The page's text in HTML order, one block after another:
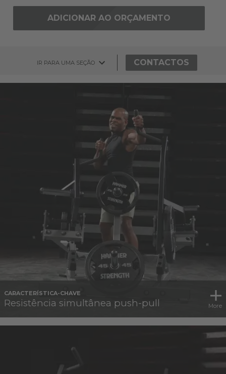
ADICIONAR AO ORÇAMENTO
IR PARA UMA SEÇÃO CONTACTOS
CARACTERÍSTICA-CHAVE
Resistência simultânea push-pull More